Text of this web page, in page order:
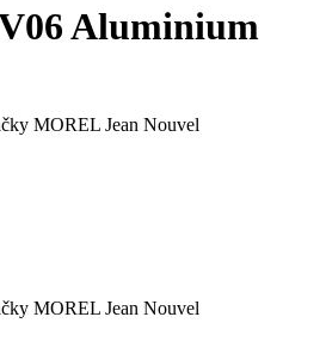
Aluminium
MOREL Jean Nouvel
MOREL Jean Nouvel